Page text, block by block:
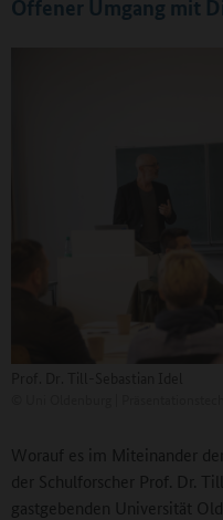
Offener Umgang mit
Worauf es im Miteinander
der Schulforscher Prof. Dr.
gastgebenden Universität